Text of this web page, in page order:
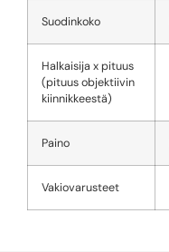
Suodinkoko
Halkaisija x pituus
(pituus objektiivin
kiinnikkeestä)
Paino
Vakiovarusteet